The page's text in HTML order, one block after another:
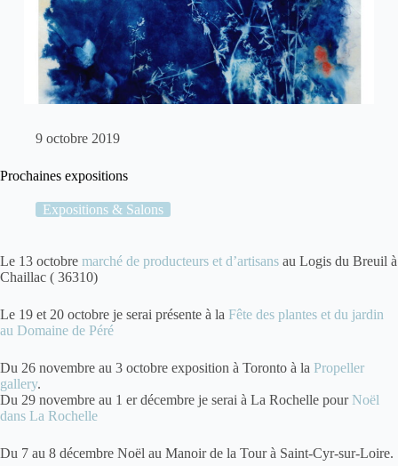
9 octobre 2019
Prochaines expositions
Expositions & Salons
Le 13 octobre marché de producteurs et d’artisans au Logis du Breuil à
Chaillac ( 36310)
Le 19 et 20 octobre je serai présente à la Fête des plantes et du jardin
au Domaine de Péré
Du 26 novembre au 3 octobre exposition à Toronto à la Propeller
gallery.
Du 29 novembre au 1 er décembre je serai à La Rochelle pourNoël
dans La Rochelle
Du 7 au 8 décembre Noël au Manoir de la Tour à Saint-Cyr-sur-Loire.